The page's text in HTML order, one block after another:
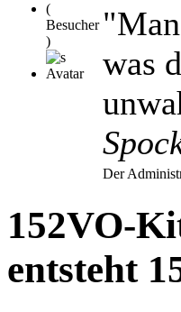
(
Besucher
)
was
Der
152VO-
entsteht